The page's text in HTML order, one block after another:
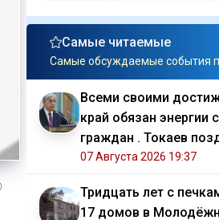
Самые читаемые
Самые обсуждаемые события
Всеми своими
край обязан энергии
граждан . Токаев
жителей СКО с 90
07 Августа 2026 19:37
Тридцать лет с
17 домов в